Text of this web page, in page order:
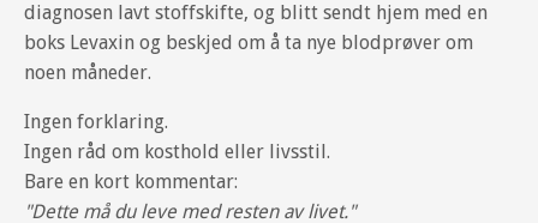
diagnosen lavt stoffskifte, og blitt sendt hjem med en
boks Levaxin og beskjed om å ta nye blodprøver om
noen måneder.
Ingen forklaring.
Ingen råd om kosthold eller livsstil.
Bare en kort kommentar:
"Dette må du leve med resten av livet."